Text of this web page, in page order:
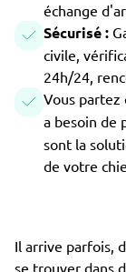
échange
Sécurisé :
civile,
24h/24,
Vous partez
a besoin de
sont la
de votre
Il arrive parfois,
se trouver dans